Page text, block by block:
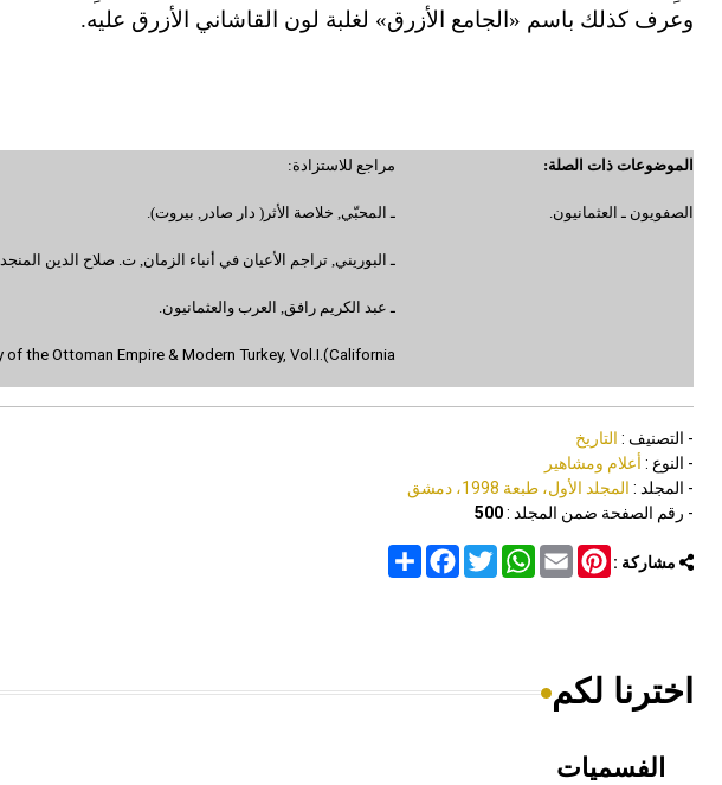
وعرف كذلك باسم « الجامع الأزرق» لغلبة لون القاشاني الأزرق عليه.
الموضوعات ذات الصلة:
الصفويون ـ العثمانيون.
مراجع للاستزادة:
ـ المحبّي, خلاصة الأثر( دار صادر, بيروت).
ـ البوريني, تراجم الأعيان في أنباء الزمان, ت. صلاح الدين المنجد
ـ عبد الكريم رافق, العرب والعثمانيون.
of the Ottoman Empire & Modern Turkey, Vol.I.(California
- التصنيف : التاريخ
- النوع : أعلام ومشاهير
- المجلد : المجلد الأول، طبعة 1998، دمشق
- رقم الصفحة ضمن المجلد :500
مشاركة : Share
FacebookTwitter
WhatsAppEmail
Pinterest
اخترنا لكم
الفسميات